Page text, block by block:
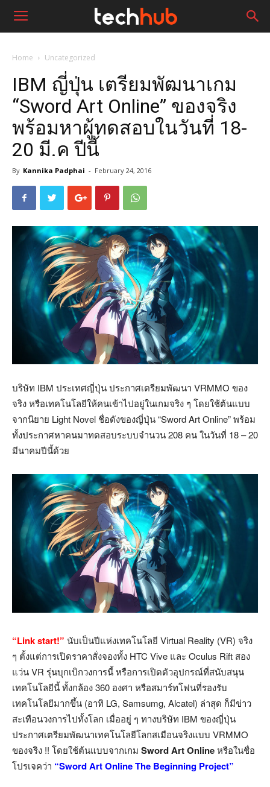
Home Uncategorized
IBM ญี่ปุ่น เตรียมพัฒนาเกม
“Sword Art Online” ของจริง
พร้อมหาผู้ทดสอบในวันที่ 18-
20 มี.ค ปีนี้
By Kannika Padphai - February 24, 2016
บริษัท IBM ประเทศญี่ปุ่น ประกาศเตรียมพัฒนา VRMMO ของ
จริง หรือเทคโนโลยีให้คนเข้าไปอยู่ในเกมจริง ๆ โดยใช้ต้นแบบ
จากนิยาย Light Novel ชื่อดังของญี่ปุ่น “Sword Art Online” พร้อม
ทั้งประกาศหาคนมาทดสอบระบบจำนวน 208 คน ในวันที่ 18 – 20
มีนาคมปีนี้ด้วย
“Link start!” นับเป็นปีแห่งเทคโนโลยี Virtual Reality (VR) จริง
ๆ ตั้งแต่การเปิดราคาสั่งจองทั้ง HTC Vive และ Oculus Rift สอง
แว่น VR รุ่นบุกเบิกวงการนี้ หรือการเปิดตัวอุปกรณ์ที่สนับสนุน
เทคโนโลยีนี้ ทั้งกล้อง 360 องศา หรือสมาร์ทโฟนที่รองรับ
เทคโนโลยีมากขึ้น (อาทิ LG, Samsumg, Alcatel) ล่าสุด ก็มีข่าว
สะเทือนวงการไปทั้งโลก เมื่ออยู่ ๆ ทางบริษัท IBM ของญี่ปุ่น
ประกาศเตรียมพัฒนาเทคโนโลยีโลกสเมือนจริงแบบ VRMMO
ของจริง !! โดยใช้ต้นแบบจากเกม Sword Art Onlineหรือในชื่อ
โปรเจคว่า “Sword Art Online The Beginning Project”